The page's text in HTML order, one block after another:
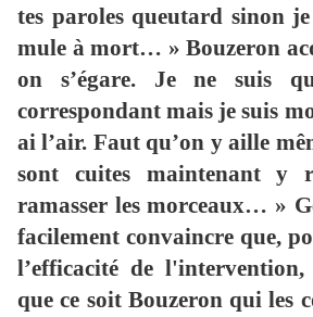
tes paroles queutard sinon
mule à mort… » Bouzeron
on s’égare. Je ne suis
correspondant mais je suis
ai l’air. Faut qu’on y aille
sont cuites maintenant y
ramasser les morceaux… »
facilement convaincre que,
l’efficacité de
que ce soit Bouzeron qui les